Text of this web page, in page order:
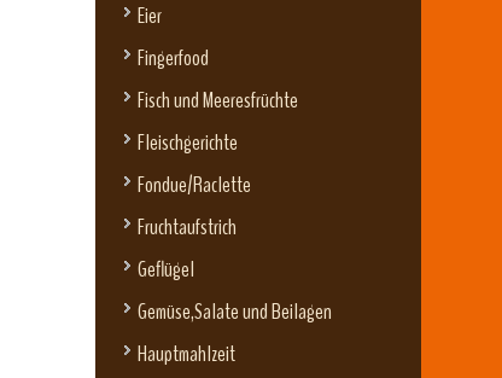
Eier
Fingerfood
Fisch und Meeresfrüchte
Fleischgerichte
Fondue/Raclette
Fruchtaufstrich
Geflügel
Gemüse,Salate und Beilagen
Hauptmahlzeit